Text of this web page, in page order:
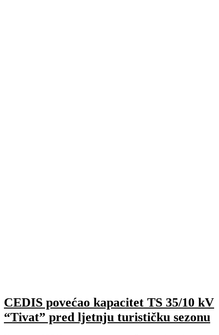
CEDIS povećao kapacitet TS 35/10 kV
“Tivat” pred ljetnju turističku sezonu